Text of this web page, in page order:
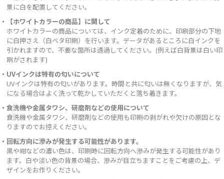
景に白を配置してください。
・【ホワイトカラーの商品】に関して
ホワイトカラーの商品については、インク定着のために、印刷部分の下地
に白押さえ（白ベタ印刷）を行います。データがあるところに白インクを
引かれますので、不要な箇所は透過してください。(例えば白背景は白い印
刷がされます)
・UVインクは特有の匂いについて
UVインクは特有の匂いがあります。時間と共に匂いは無くなりますが、気
になる場合はよく洗って乾かしていただくと落ち着きます。
・食洗機や金属タワシ、研磨剤などの使用について
食洗機や金属タワシ、研磨剤などの使用も印刷の剥がれや欠けの原因とな
りますのでお控えください。
・回転方向に滲みが発生する可能性があります。
黒や紺などの濃い色は、印刷時に回転方向へ滲みが発生する可能性があり
ます。白や淡い色の背景の場合、滲みが目立ちますことをご考慮の上、デ
ザインをお作りください。